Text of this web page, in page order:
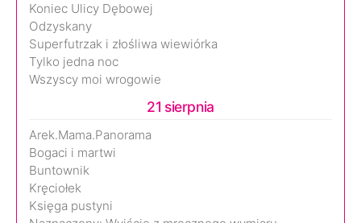
Koniec Ulicy Dębowej
Odzyskany
Superfutrzak i złośliwa wiewiórka
Tylko jedna noc
Wszyscy moi wrogowie
21 sierpnia
Arek.Mama.Panorama
Bogaci i martwi
Buntownik
Kręciołek
Księga pustyni